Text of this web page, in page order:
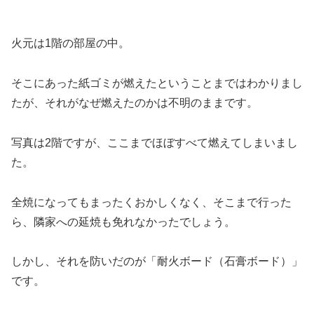
火元は1階の部屋の中。
そこにあった紙ゴミが燃えたということまではわかりまし
たが、それがなぜ燃えたのかは不明のままです。
写真は2階ですが、ここまでほぼすべて燃えてしまいまし
た。
全焼になってもまったくおかしくなく、そこまで行った
ら、隣家への延焼も免れなかったでしょう。
しかし、それを防いだのが「耐火ボード（石膏ボード）」
です。